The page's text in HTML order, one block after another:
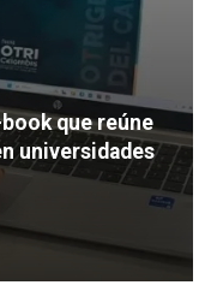
que reúne
universidades